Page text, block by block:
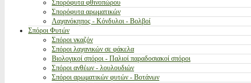
Σπορόφυτα φθινοπώρου
Σπορόφυτα αρωματικών
Λαχανόκηπος - Κόνδυλοι - Βολβοί
Σπόροι Φυτών
Σπόροι γκαζόν
Σπόροι λαχανικών σε φάκελα
Βιολογικοί σπόροι - Παλιοί παραδοσιακοί σπόροι
Σπόροι ανθέων - λουλουδιών
Σπόροι αρωματικών φυτών - Βοτάνων